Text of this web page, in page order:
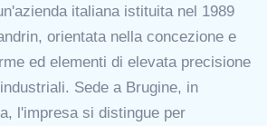
italiana istituita nel 1989
orientata nella concezione e
ed elementi di elevata precisione
Sede a Brugine, in
l'impresa si distingue per